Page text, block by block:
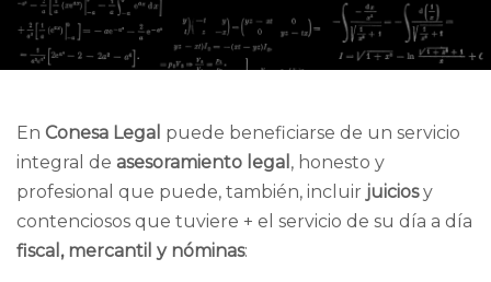
En Conesa Legal puede beneficiarse de un servicio
integral de asesoramiento legal , honesto y
profesional que puede, también, incluir juiciosy
contenciosos que tuviere + el servicio de su día a día
fiscal, mercantil y nóminas: